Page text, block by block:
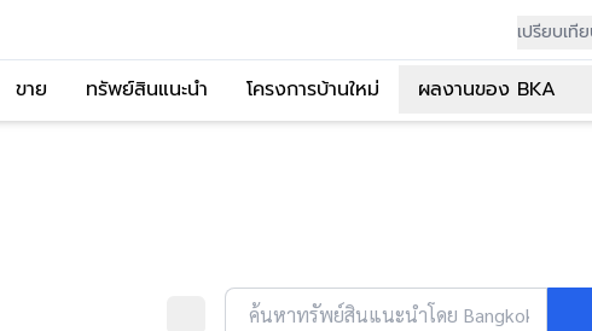
เปรียบเที
ขาย ทรัพย์สินแนะนำ โครงการบ้านใหม่ ผลงานของ BKA
ค้นหาทรัพย์สินแนะนำโดย Bangkok Asset